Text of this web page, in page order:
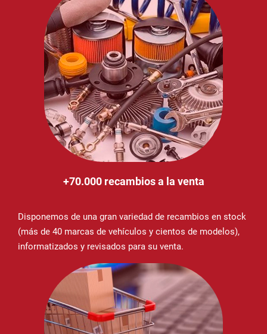
+70.000 recambios a la venta
Disponemos de una gran variedad de recambios en stock
(más de 40 marcas de vehículos y cientos de modelos),
informatizados y revisados para su venta.